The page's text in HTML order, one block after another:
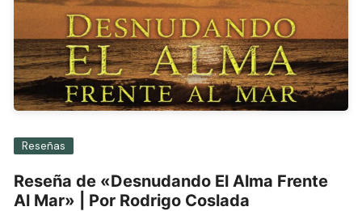
Reseñas
Reseña de «Desnudando El Alma Frente
Al Mar» | Por Rodrigo Coslada